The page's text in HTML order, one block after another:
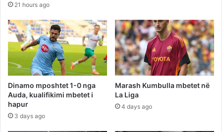
21 hours ago
Dinamo mposhtet 1-0 nga
Auda, kualifikimi mbetet i
hapur
3 days ago
Marash Kumbulla mbetet në
La Liga
4 days ago